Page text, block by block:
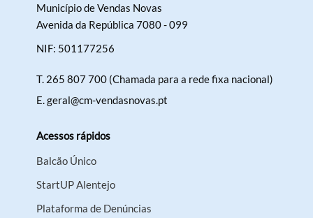
Termo de Pesquisa
Filtros
Município de Vendas Novas
Avenida da República 7080 - 099
NIF: 501177256
T. 265 807 700 (Chamada para a rede fixa nacional)
E.geral@cm-vendasnovas.pt
Acessos rápidos
Balcão Único
StartUP Alentejo
Plataforma de Denúncias